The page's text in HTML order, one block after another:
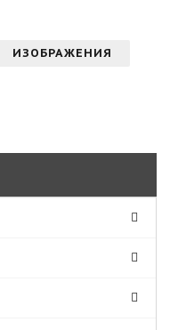
ИЗОБРАЖЕНИЯ